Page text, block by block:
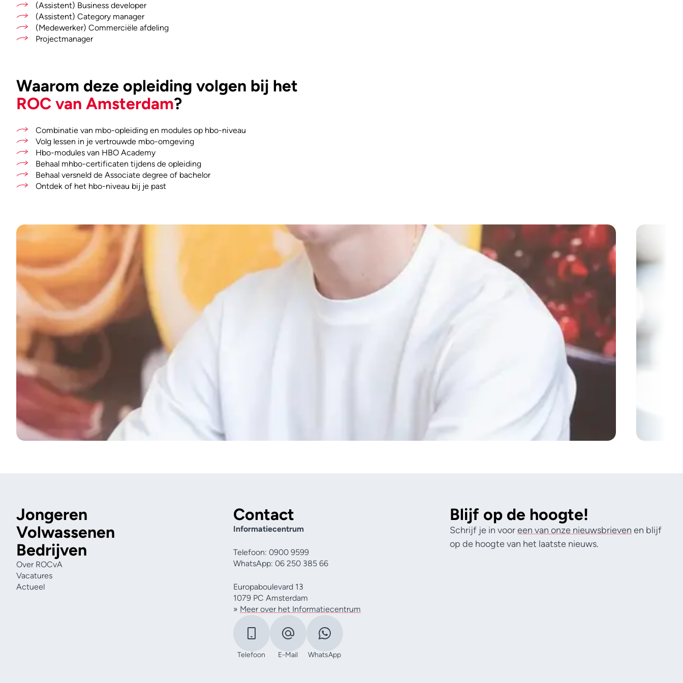
(Assistent) Business developer
(Assistent) Category manager
(Medewerker) Commerciële afdeling
Projectmanager
Waarom deze opleiding volgen bij het
ROC van Amsterdam?
Combinatie van mbo-opleiding en modules op hbo-niveau
Volg lessen in je vertrouwde mbo-omgeving
Hbo-modules van HBO Academy
Behaal mhbo-certificaten tijdens de opleiding
Behaal versneld de Associate degree of bachelor
Ontdek of het hbo-niveau bij je past
Jongeren
Volwassenen
Bedrijven
Over ROCvA
Vacatures
Actueel
Contact
Informatiecentrum
Telefoon: 0900 9599
WhatsApp: 06 250 385 66
Europaboulevard 13
1079 PC Amsterdam
» Meer over het Informatiecentrum
Telefoon E-Mail WhatsApp
Blijf op de hoogte!
Schrijf je in vooreen van onze nieuwsbrieven en blijf
op de hoogte van het laatste nieuws.